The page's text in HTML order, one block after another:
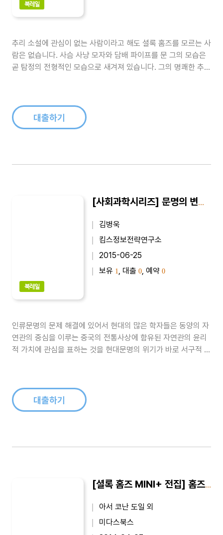
북레일
추리 소설에 관심이 없는 사람이라고 해도 셜록 홈즈를 모르는 사
람은 없습니다. 사슴 사냥 모자와 담배 파이프를 문 그의 모습은
곧 탐정의 전형적인 모습으로 새겨져 있습니다. 그의 명쾌한 추리
은 편지가 배달된다고 합니다. 전 세계적으로 셜록 홈즈 마니아들
이 있으며, 그들..
대출하기
북레일
[사회과학시리즈] 문명의 변천 : 동양문명 vs 서양문명
김병욱
킴스정보전략연구소
2015-06-25
보유 1, 대출 0, 예약 0
인류문명의 문제 해결에 있어서 현대의 많은 학자들은 동양의 자
연관의 중심을 이루는 중국의 전통사상에 함유된 자연관의 윤리
적 가치에 관심을 표하는 것을 현대문명의 위기가 바로 서구적 가
가치는 바로 인간을 기계화하는 비인간적ㆍ비자연적 의식에 지
배받고 있다고 인식되기 때문이다.서..
대출하기
[셜록 홈즈 MINI+ 전집] 홈즈의 마지막 인사
아서 코난 도일 외
미다스북스